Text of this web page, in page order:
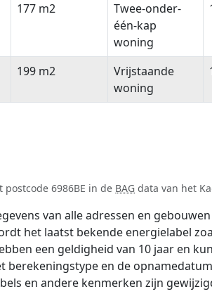
177 m2
Twee-onder-
één-kap
woning
199 m2
Vrijstaande
woning
6986BE in de BAG data van het
van alle adressen en
het laatst bekende energielabel
een geldigheid van 10 jaar en
berekeningstype en de
en andere kenmerken zijn